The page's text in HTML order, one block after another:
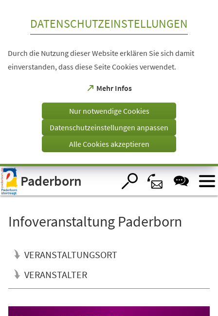
Visuelle
Assistenzsoftware
öffnen.
DATENSCHUTZEINSTELLUNGEN
Durch die Nutzung dieser Website erklären Sie sich damit
einverstanden, dass diese Seite Cookies verwendet.
Mehr Infos
(Öffnet
einem
Tab)
Nur notwendige Cookies
Datenschutzeinstellungen anpassen
Alle Cookies akzeptieren
Paderborn
Infoveranstaltung Paderborn
VERANSTALTUNGSORT
VERANSTALTER